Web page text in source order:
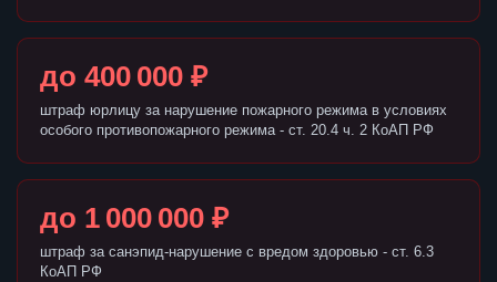
до 400 000 ₽
штраф юрлицу за нарушение пожарного режима в условиях
особого противопожарного режима - ст. 20.4 ч. 2 КоАП РФ
до 1 000 000 ₽
штраф за санэпид-нарушение с вредом здоровью - ст. 6.3
КоАП РФ